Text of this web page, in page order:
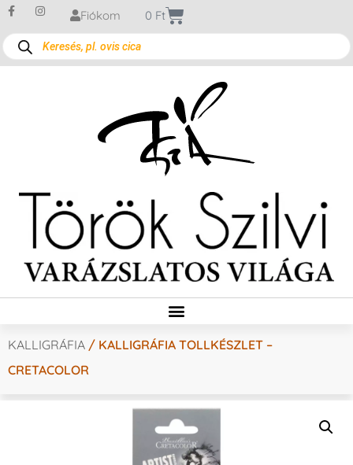
Fiókom 0 Ft
KALLIGRÁFIA / KALLIGRÁFIA TOLLKÉSZLET –
CRETACOLOR